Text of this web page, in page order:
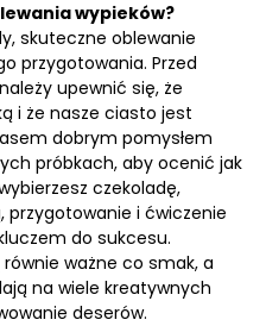
wypieków?
skuteczne oblewanie
przygotowania. Przed
upewnić się, że
i że nasze ciasto jest
dobrym pomysłem
próbkach, aby ocenić jak
czekoladę,
i ćwiczenie
do sukcesu.
ważne co smak, a
na wiele kreatywnych
deserów.